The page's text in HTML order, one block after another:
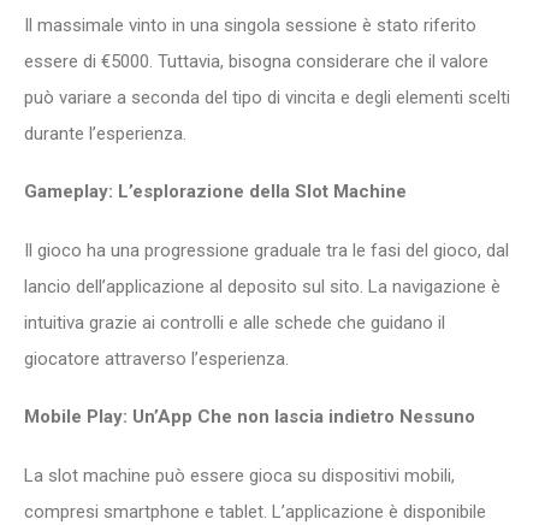
Il massimale vinto in una singola sessione è stato riferito
essere di €5000. Tuttavia, bisogna considerare che il valore
può variare a seconda del tipo di vincita e degli elementi scelti
durante l’esperienza.
Gameplay: L’esplorazione della Slot Machine
Il gioco ha una progressione graduale tra le fasi del gioco, dal
lancio dell’applicazione al deposito sul sito. La navigazione è
intuitiva grazie ai controlli e alle schede che guidano il
giocatore attraverso l’esperienza.
Mobile Play: Un’App Che non lascia indietro Nessuno
La slot machine può essere gioca su dispositivi mobili,
compresi smartphone e tablet. L’applicazione è disponibile